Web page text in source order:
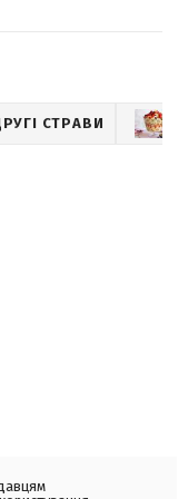
СТРАВИ